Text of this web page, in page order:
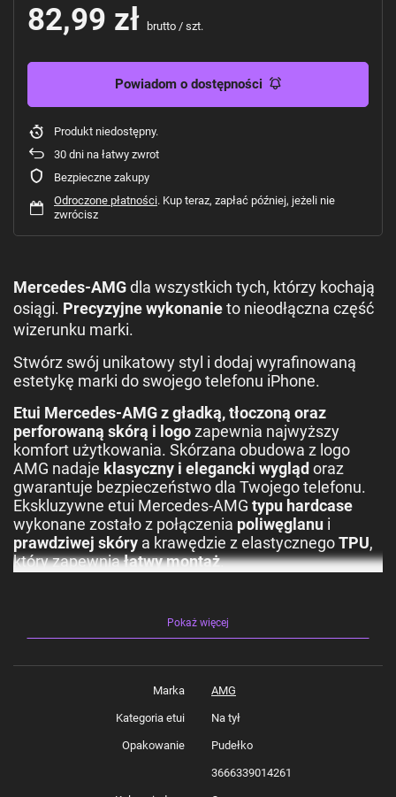
82,99 zł brutto / szt.
Powiadom o dostępności
Produkt niedostępny
30 dni na łatwy zwrot
Bezpieczne zakupy
Odroczone płatności. Kup teraz, zapłać później, jeżeli nie
zwrócisz
Mercedes-AMGdla wszystkich tych, którzy kochają
osiągi. Precyzyjne wykonanieto nieodłączna część
wizerunku marki.
Stwórz swój unikatowy styl i dodaj wyrafinowaną
estetykę marki do swojego telefonu iPhone.
Etui Mercedes-AMG z gładką, tłoczoną oraz
perforowaną skórą i logozapewnia najwyższy
komfort użytkowania. Skórzana obudowa z logo
AMG nadaje klasyczny i elegancki wyglądoraz
gwarantuje bezpieczeństwo dla Twojego telefonu.
Ekskluzywne etui Mercedes-AMG typu hardcase
wykonane zostało z połączenia poliwęglanu i
prawdziwej skóry a krawędzie z elastycznegoTPU,
który zapewniałatwy montaż.
Świetna ochrona przed zarysowaniem i
brudem
Delikatnie podwyższone krawędzie wokół
ekranu chronią go przed zarysowaniem
Elastyczne i miękkie boki z TPU umożliwiają
łatwy montaż
Produkt wyprodukowany na licencji Mercedes-
Pokaż więcej
Marka AMG
Kategoria etui Na tył
Opakowanie Pudełko
3666339014261